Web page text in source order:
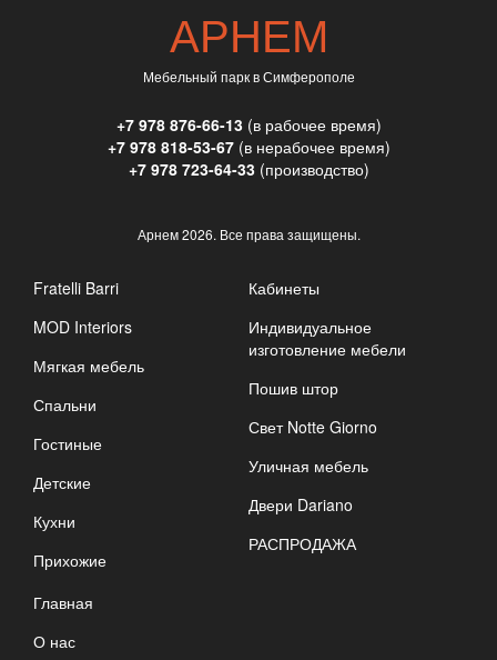
АРНЕМ
Мебельный парк в Симферополе
+7 978 876-66-13(в рабочее время)
+7 978 818-53-67(в нерабочее время)
+7 978 723-64-33(производство)
Арнем2026. Все права защищены.
Fratelli Barri
MOD Interiors
Мягкая мебель
Спальни
Гостиные
Детские
Кухни
Прихожие
Кабинеты
Индивидуальное
изготовление мебели
Пошив штор
Свет Notte Giorno
Уличная мебель
Двери Dariano
РАСПРОДАЖА
Главная
О нас